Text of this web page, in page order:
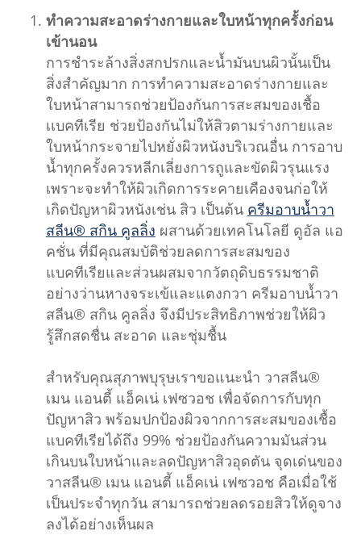
ทำความสะอาดร่างกายและใบหน้าทุกครั้งก่อน
เข้านอน
การชำระล้างสิ่งสกปรกและน้ำมันบนผิวนั้นเป็น
สิ่งสำคัญมาก การทำความสะอาดร่างกายและ
ใบหน้าสามารถช่วยป้องกันการสะสมของเชื้อ
เเบคทีเรีย ช่วยป้องกันไม่ให้สิวตามร่างกายและ
ใบหน้ากระจายไปหยั่งผิวหนังบริเวณอื่น การอาบ
น้ำทุกครั้งควรหลีกเลี่ยงการถูและขัดผิวรุนแรง
เพราะจะทำให้ผิวเกิดการระคายเคืองจนก่อให้
เกิดปัญหาผิวหนังเช่น สิว เป็นต้น ครีมอาบน้ำวา
สลีน® สกิน คูลลิ่ง ผสานด้วยเทคโนโลยี ดูอัล แอ
คชั่น ที่มีคุณสมบัติช่วยลดการสะสมของ
แบคทีเรียและส่วนผสมจากวัตถุดิบธรรมชาติ
อย่างว่านหางจระเข้และแตงกวา ครีมอาบน้ำวา
สลีน® สกิน คูลลิ่ง จึงมีประสิทธิภาพช่วยให้ผิว
รู้สึกสดชื่น สะอาด และชุ่มชื้น
สำหรับคุณสุภาพบุรุษเราขอแนะนำ วาสลีน®
เมน แอนตี้ แอ็คเน่ เฟซวอช เพื่อจัดการกับทุก
ปัญหาสิว พร้อมปกป้องผิวจากการสะสมของเชื้อ
แบคทีเรียได้ถึง 99% ช่วยป้องกันความมันส่วน
เกินบนใบหน้าและลดปัญหาสิวอุดตัน จุดเด่นของ
วาสลีน® เมน แอนตี้ แอ็คเน่ เฟซวอช คือเมื่อใช้
เป็นประจำทุกวัน สามารถช่วยลดรอยสิวให้ดูจาง
ลงได้อย่างเห็นผล